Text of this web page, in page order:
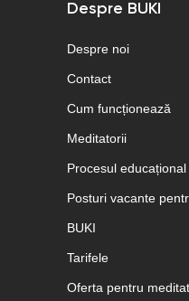
Despre BUKI
Despre noi
Contact
Cum funcționează
Meditatorii
Procesul educațional
Posturi vacante
BUKI
Tarifele
Oferta pentru